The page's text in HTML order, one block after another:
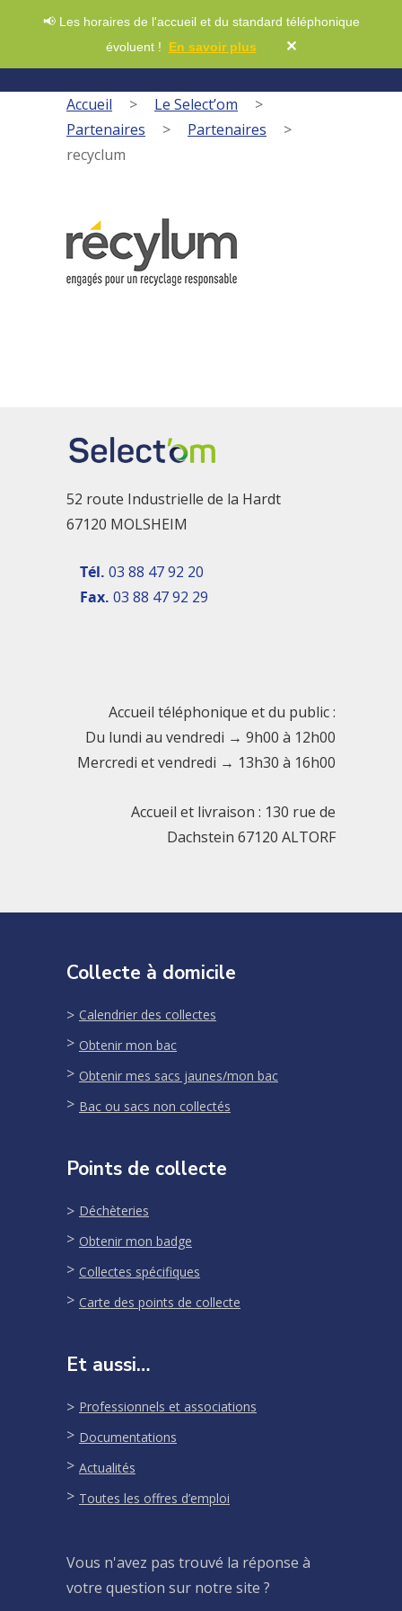
📢 Les horaires de l'accueil et du standard téléphonique
évoluent ! En savoir plus ✕
Accueil > Le Select’om
>
Partenaires
> Partenaires
>
recyclum
52 route Industrielle de la Hardt
67120 MOLSHEIM
Tél. 03 88 47 92 20
Fax. 03 88 47 92 29
Accueil téléphonique et du public :
Du lundi au vendredi → 9h00 à 12h00
Mercredi et vendredi → 13h30 à 16h00
Accueil et livraison : 130 rue de
Dachstein 67120 ALTORF
Collecte à domicile
Calendrier des collectes
Obtenir mon bac
Obtenir mes sacs jaunes/mon bac
Bac ou sacs non collectés
Points de collecte
Déchèteries
Obtenir mon badge
Collectes spécifiques
Carte des points de collecte
Et aussi…
Professionnels et associations
Documentations
Actualités
Toutes les offres d’emploi
Vous n'avez pas trouvé la réponse à
votre question sur notre site ?